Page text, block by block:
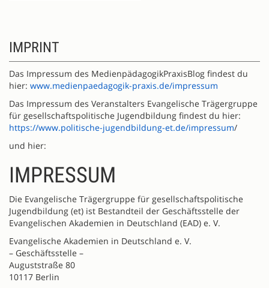
IMPRINT
Das Impressum des MedienpädagogikPraxisBlog findest du
hier: www.medienpaedagogik-praxis.de/impressum
Das Impressum des Veranstalters Evangelische Trägergruppe
für gesellschaftspolitische Jugendbildung findest du hier:
https://www.politische-jugendbildung-et.de/impressum/
und hier:
IMPRESSUM
Die Evangelische Trägergruppe für gesellschaftspolitische
Jugendbildung (et) ist Bestandteil der Geschäftsstelle der
Evangelischen Akademien in Deutschland (EAD) e. V.
Evangelische Akademien in Deutschland e. V.
– Geschäftsstelle –
Auguststraße 80
10117 Berlin